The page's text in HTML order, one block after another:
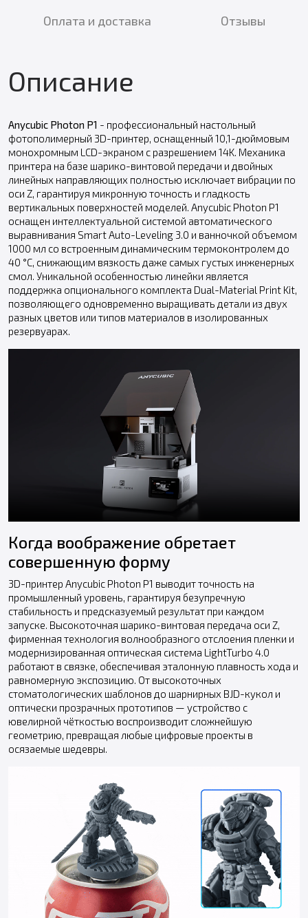
Оплата и доставка Отзывы
Описание
Anycubic Photon P1 - профессиональный настольный
фотополимерный 3D-принтер, оснащенный 10,1-дюймовым
монохромным LCD-экраном с разрешением 14K. Механика
принтера на базе шарико-винтовой передачи и двойных
линейных направляющих полностью исключает вибрации по
оси Z, гарантируя микронную точность и гладкость
вертикальных поверхностей моделей. Anycubic Photon P1
оснащен интеллектуальной системой автоматического
выравнивания Smart Auto-Leveling 3.0 и ванночкой объемом
1000 мл со встроенным динамическим термоконтролем до
40 °C, снижающим вязкость даже самых густых инженерных
смол. Уникальной особенностью линейки является
поддержка опционального комплекта Dual-Material Print Kit,
позволяющего одновременно выращивать детали из двух
разных цветов или типов материалов в изолированных
резервуарах.
Когда воображение обретает
совершенную форму
3D-принтер Anycubic Photon P1 выводит точность на
промышленный уровень, гарантируя безупречную
стабильность и предсказуемый результат при каждом
запуске. Высокоточная шарико-винтовая передача оси Z,
фирменная технология волнообразного отслоения пленки и
модернизированная оптическая система LightTurbo 4.0
работают в связке, обеспечивая эталонную плавность хода и
равномерную экспозицию. От высокоточных
стоматологических шаблонов до шарнирных BJD-кукол и
оптически прозрачных прототипов — устройство с
ювелирной чёткостью воспроизводит сложнейшую
геометрию, превращая любые цифровые проекты в
осязаемые шедевры.